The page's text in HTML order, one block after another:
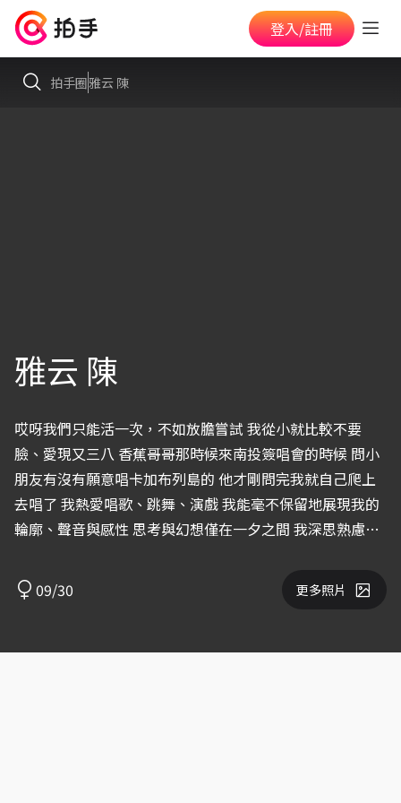
登入/註冊
拍手圈雅云 陳
雅云 陳
哎呀我們只能活一次，不如放膽嘗試 我從小就比較不要
臉、愛現又三八 香蕉哥哥那時候來南投簽唱會的時候 問小
朋友有沒有願意唱卡加布列島的 他才剛問完我就自己爬上
去唱了 我熱愛唱歌、跳舞、演戲 我能毫不保留地展現我的
輪廓、聲音與感性 思考與幻想僅在一夕之間 我深思熟慮過
09/30
更多照片